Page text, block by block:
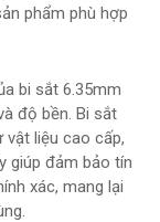
phẩm phù hợp
bi sắt 6.35mm
độ bền. Bi sắt
liệu cao cấp,
giúp đảm bảo tín
xác, mang lại